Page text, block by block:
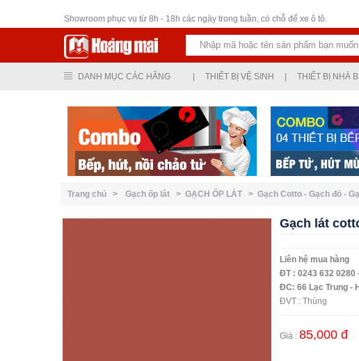
Showroom phục vụ từ 8h - 18h các ngày trong tuần, có chỗ để xe ô tô.
DANH MỤC CÁC HÃNG THIẾT BỊ VỆ SINH THIẾT BỊ NHÀ
Trang chủ > Gạch ốp lát > GẠCH ỐP LÁT > Gạch Cotto - Gạch đỏ -
Gạch lát
Liên hệ mua hàng
ĐT : 0243 632 0280
ĐC: 66 Lạc Trung -
ĐVT : Thùng
Giá : 85,000 đ